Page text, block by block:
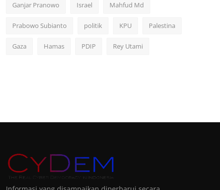
Ganjar Pranowo Israel Mahfud Md
Prabowo Subianto politik KPU Palestina
Gaza Hamas PDIP Rey Utami